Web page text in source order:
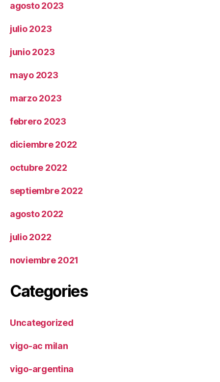
agosto 2023
julio 2023
junio 2023
mayo 2023
marzo 2023
febrero 2023
diciembre 2022
octubre 2022
septiembre 2022
agosto 2022
julio 2022
noviembre 2021
Categories
Uncategorized
vigo-ac milan
vigo-argentina